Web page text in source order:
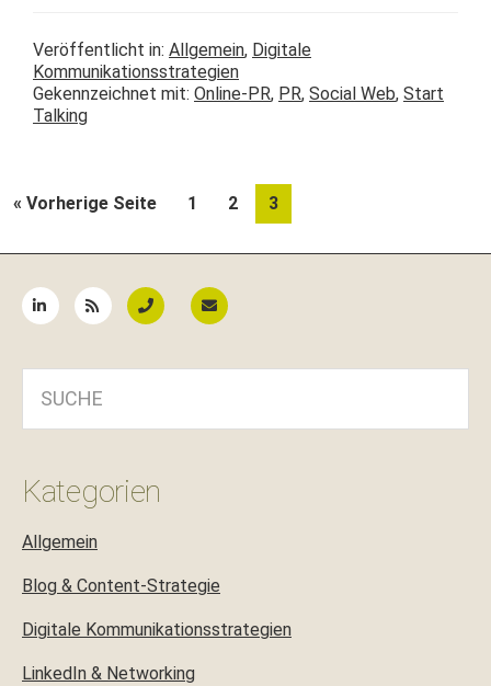
Veröffentlicht in: Allgemein, Digitale
Kommunikationsstrategien
Gekennzeichnet mit: Online-PR, PR, Social Web, Start
Talking
« Vorherige Seiteaufrufen
Seite
1 Seite
2 Seite
3
Kategorien
Allgemein
Blog & Content-Strategie
Digitale Kommunikationsstrategien
LinkedIn & Networking